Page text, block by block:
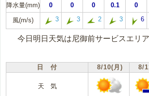
降水量(mm)
0 0 0 0.1 0
風(m/s) 3 3 2 3 6
今日明日天気は尼御前サービスエリ
日 付 8/10(月) 8/
天 気